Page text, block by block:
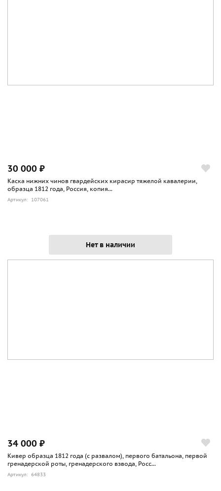
30 000 ₽
Каска нижних чинов гвардейских кирасир тяжелой кавалерии,
образца 1812 года, Россия, копия...
Артикул: 107061
Нет в наличии
34 000 ₽
Кивер образца 1812 года (с развалом), первого батальона, первой
гренадерской роты, гренадерского взвода, Росс...
Артикул: 64833